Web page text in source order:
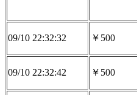
09/10 22:32:32 ￥500
09/10 22:32:42 ￥500